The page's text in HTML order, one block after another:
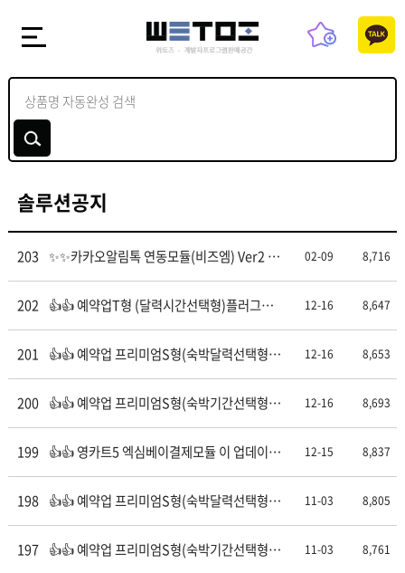
솔루션공지
203 ✨✨카카오알림톡 연동모듈(비즈엠) Ver2 플
02-09 8,716
202 👍👍 예약업T형 (달력시간선택형)플러그인
12-16 8,647
201 👍👍 예약업 프리미엄S형(숙박달력선택형)
12-16 8,653
200 👍👍 예약업 프리미엄S형(숙박기간선택형)
12-16 8,693
199 👍👍 영카트5 엑심베이결제모듈 이 업데이트
12-15 8,837
198 👍👍 예약업 프리미엄S형(숙박달력선택형)
11-03 8,805
197 👍👍 예약업 프리미엄S형(숙박기간선택형)
11-03 8,761